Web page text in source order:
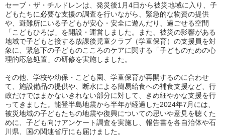
セーブ・ザ・チルドレンは、発災後1月4日から被災地域に入り、子
どもたちに必要な支援の調査を行いながら、緊急的な物資の提供
や、避難所にいる子どもが安心・安全に遊んだり、過ごせる空間
「こどもひろば」を開設・運営しました。また、被災の影響がある
地域で子どもと接する放課後児童クラブ（学童保育）の支援員を対
象に、緊急下の子どものこころのケアに関する「子どものための心
理的応急処置」の研修を実施しました。
その他、学校や幼保・こども園、学童保育が再開するのに合わせ
て、施設備品の提供や、断水による簡易給食への補食支援など、行
政だけではまかないきれない部分に対して、きめ細やかな支援を行
ってきました。能登半島地震から半年が経過した2024年7月には、
被災地域の子どもたちの地震や復興についての思いや意見を聴くた
めに、子ども向けアンケート調査を実施し、報告書を各自治体や石
川県、国の関連省庁にも届けました。